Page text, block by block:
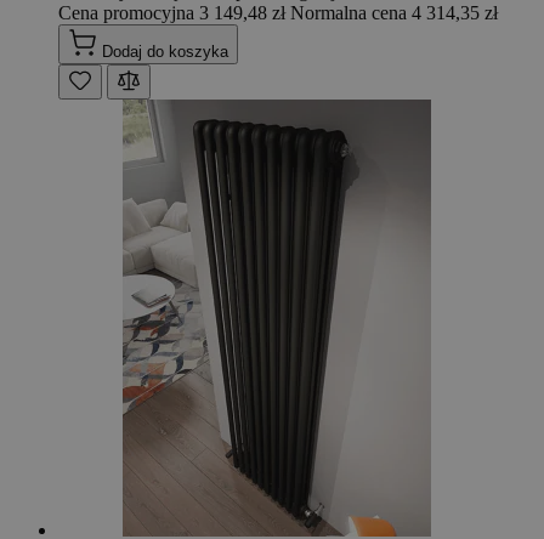
Cena promocyjna 3 149,48 zł Normalna cena 4 314,35 zł
Dodaj do koszyka